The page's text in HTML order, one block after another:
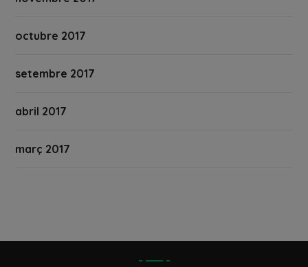
octubre 2017
setembre 2017
abril 2017
març 2017